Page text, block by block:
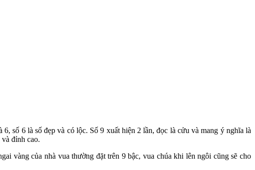
số 6 là số đẹp và có lộc. Số 9 xuất hiện 2 lần, đọc là cửu và mang ý nghĩa là
đỉnh cao.
vàng của nhà vua thường đặt trên 9 bậc, vua chúa khi lên ngôi cũng sẽ cho